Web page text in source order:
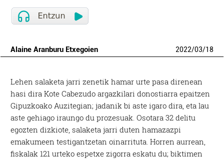
Alaine Aranburu Etxegoien 2022/03/18
Lehen salaketa jarri zenetik hamar urte pasa direnean
hasi dira Kote Cabezudo argazkilari donostiarra epaitzen
Gipuzkoako Auzitegian; jadanik bi aste igaro dira, eta lau
aste gehiago iraungo du prozesuak. Osotara 32 delitu
egozten dizkiote, salaketa jarri duten hamazazpi
emakumeen testigantzetan oinarrituta. Horren aurrean,
fiskalak 121 urteko espetxe zigorra eskatu du; biktimen